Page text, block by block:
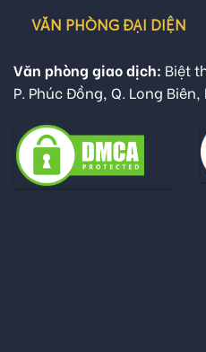
VĂN PHÒNG ĐẠI DIỆN
Văn phòng giao dịch: Biệt
P. Phúc Đồng, Q. Long Biên,